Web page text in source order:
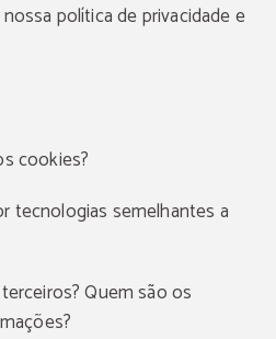
política de privacidade e
cookies?
tecnologias semelhantes a
Quem são os